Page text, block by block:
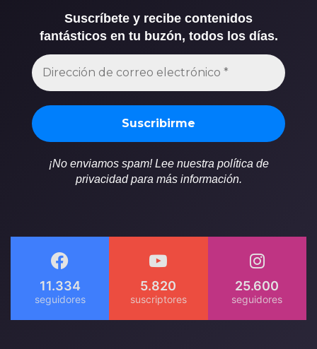
Suscríbete y recibe contenidos
fantásticos en tu buzón, todos los días.
¡No enviamos spam! Lee nuestra política de
privacidad para más información.
11.334 5.820 25.600